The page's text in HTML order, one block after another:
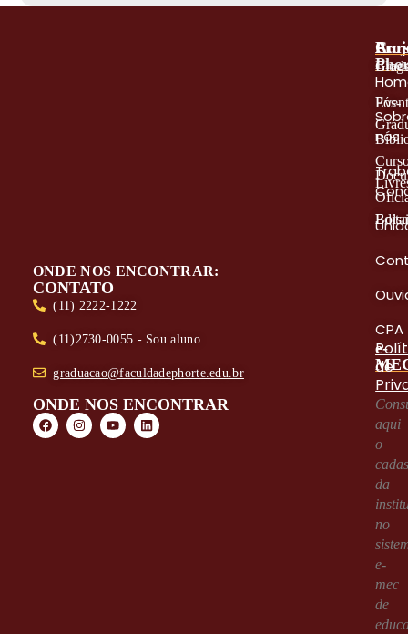
ONDE NOS ENCONTRAR:
CONTATO
(11) 2222-1222
(11)2730-0055 - Sou aluno
graduacao@faculdadephorte.edu.br
ONDE NOS ENCONTRAR
A
nós
CPA
Pós-
e-
aqui
o
da
no
e-
mec
de
de